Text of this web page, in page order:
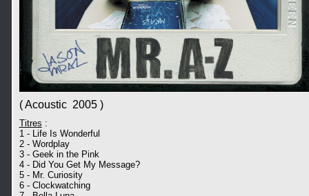
( Acoustic 2005 )
Titres :
1 - Life Is Wonderful
2 - Wordplay
3 - Geek in the Pink
4 - Did You Get My Message?
5 - Mr. Curiosity
6 - Clockwatching